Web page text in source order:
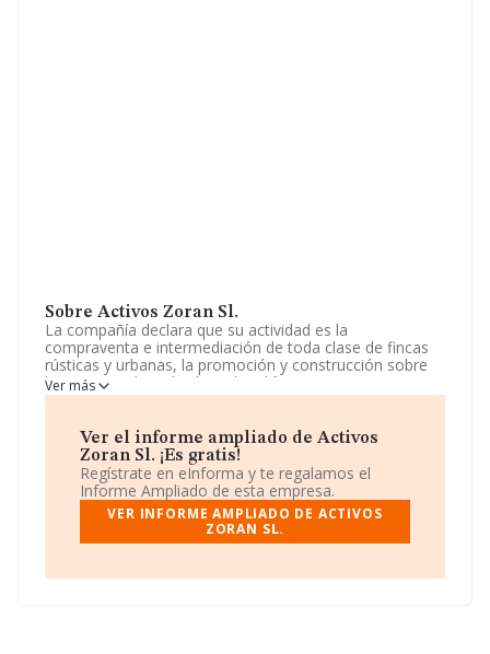
Sobre Activos Zoran Sl.
La compañía declara que su actividad es la
compraventa e intermediación de toda clase de fincas
rústicas y urbanas, la promoción y construcción sobre
las mismas de toda clase de edificaciones, su
rehabilitación, reforma integral, venta o arrendamiento
públicas o privadas. compraventa. La empresa aparece
inscrita en el Registro Mercantil como Sociedad
Limitada. Su actividad CNAE es '%cnae%' con código
6812. La sociedad no tiene actividad en mercados
exteriores.
La sociedad españolaActivos Zoran S.L, con número
en Calle Casablanca núm. 25, (29620), en el municipio
Ver más
Ver el informe ampliado de Activos
Zoran Sl. ¡Es gratis!
Regístrate en eInforma y te regalamos el
Informe Ampliado de esta empresa.
VER INFORME AMPLIADO DE ACTIVOS
ZORAN SL.